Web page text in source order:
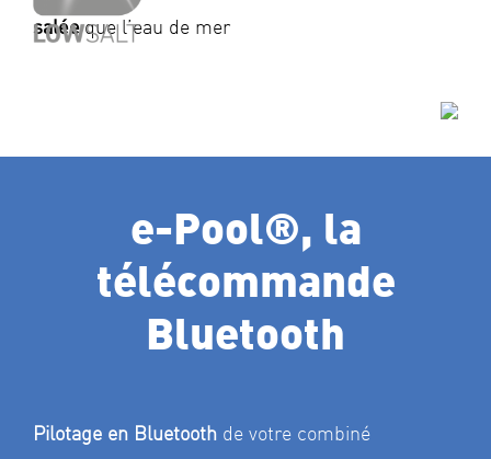
saléeque l’eau de mer
e-Pool®, la
télécommande
Bluetooth
Pilotage en Bluetooth de votre combiné